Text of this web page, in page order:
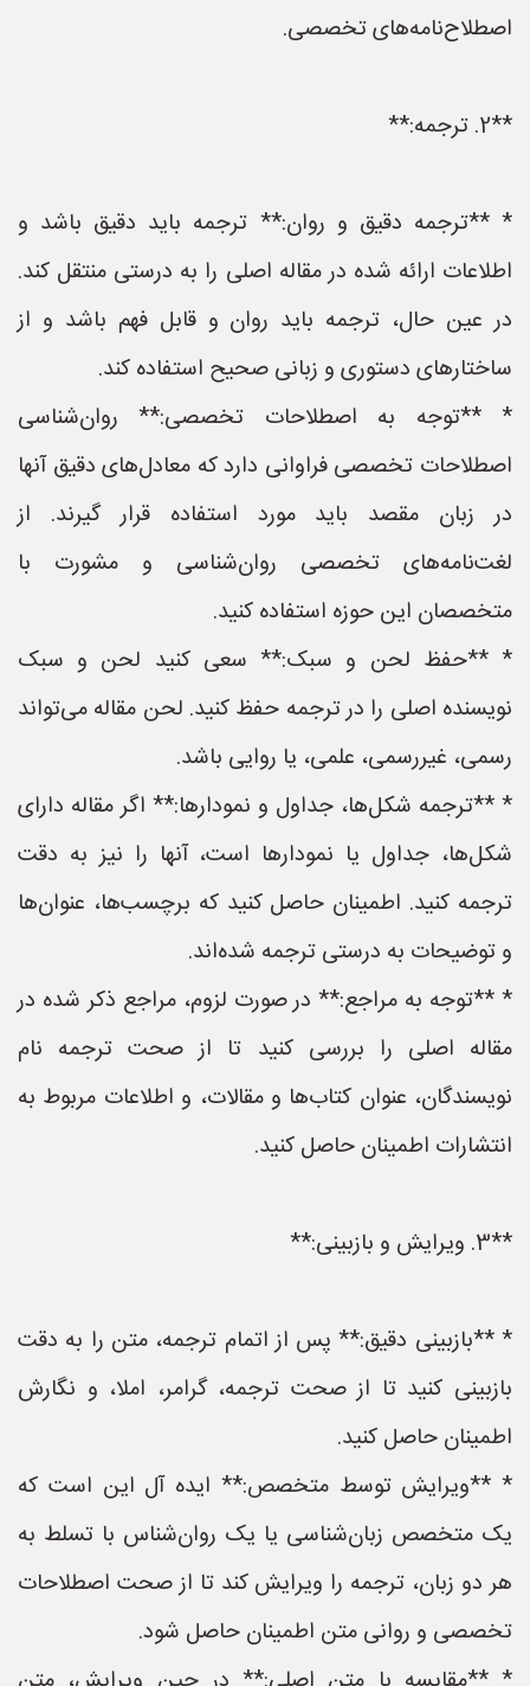
اصطلاح‌نامه‌های تخصصی.
**2. ترجمه:**
* **ترجمه دقیق و روان:** ترجمه باید دقیق باشد و
اطلاعات ارائه شده در مقاله اصلی را به درستی منتقل کند.
در عین حال، ترجمه باید روان و قابل فهم باشد و از
ساختارهای دستوری و زبانی صحیح استفاده کند.
* **توجه به اصطلاحات تخصصی:** روان‌شناسی
اصطلاحات تخصصی فراوانی دارد که معادل‌های دقیق آنها
در زبان مقصد باید مورد استفاده قرار گیرند. از
لغت‌نامه‌های تخصصی روان‌شناسی و مشورت با
متخصصان این حوزه استفاده کنید.
* **حفظ لحن و سبک:** سعی کنید لحن و سبک
نویسنده اصلی را در ترجمه حفظ کنید. لحن مقاله می‌تواند
رسمی، غیررسمی، علمی، یا روایی باشد.
* **ترجمه شکل‌ها، جداول و نمودارها:** اگر مقاله دارای
شکل‌ها، جداول یا نمودارها است، آنها را نیز به دقت
ترجمه کنید. اطمینان حاصل کنید که برچسب‌ها، عنوان‌ها
و توضیحات به درستی ترجمه شده‌اند.
* **توجه به مراجع:** در صورت لزوم، مراجع ذکر شده در
مقاله اصلی را بررسی کنید تا از صحت ترجمه نام
نویسندگان، عنوان کتاب‌ها و مقالات، و اطلاعات مربوط به
انتشارات اطمینان حاصل کنید.
**3. ویرایش و بازبینی:**
* **بازبینی دقیق:** پس از اتمام ترجمه، متن را به دقت
بازبینی کنید تا از صحت ترجمه، گرامر، املا، و نگارش
اطمینان حاصل کنید.
* **ویرایش توسط متخصص:** ایده آل این است که
یک متخصص زبان‌شناسی یا یک روان‌شناس با تسلط به
هر دو زبان، ترجمه را ویرایش کند تا از صحت اصطلاحات
تخصصی و روانی متن اطمینان حاصل شود.